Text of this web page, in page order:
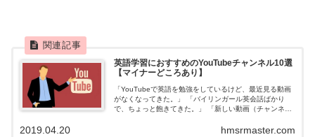
英語学習におすすめのYouTubeチャンネル10選
【マイナーどころあり】
「YouTubeで英語を勉強をしているけど、最近見る動画
がなくなってきた。」 「バイリンガール英会話ばかり
で、ちょっと飽きてきた。」 「新しい動画（チャンネ
hmsrmaster.com
2019.04.20